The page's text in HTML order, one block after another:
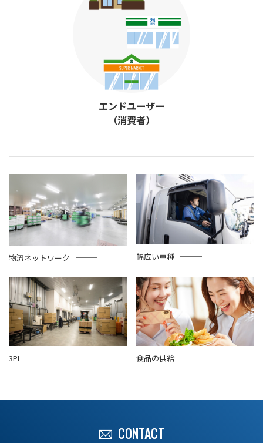
エンドユーザー
（消費者）
物流ネットワーク 幅広い車種
3PL 食品の供給
CONTACT